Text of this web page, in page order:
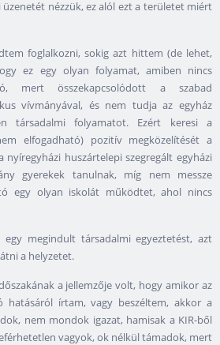
üzenetét nézzük, ez alól ezt a területet miért
foglalkozni, sokig azt hittem (de lehet,
ez egy olyan folyamat, amiben nincs
mert összekapcsolódott a szabad
vívmányával, és nem tudja az egyház
társadalmi folyamatot. Ezért keresi a
elfogadható) pozitív megközelítését a
nyíregyházi huszártelepi szegregált egyházi
gyerekek tanulnak, míg nem messze
egy olyan iskolát működtet, ahol nincs
megindult társadalmi egyeztetést, azt
a helyzetet.
a jellemzője volt, hogy amikor az
hatásáról írtam, vagy beszéltem, akkor a
nem mondok igazat, hamisak a KIR-ből
vagyok, ok nélkül támadok, mert